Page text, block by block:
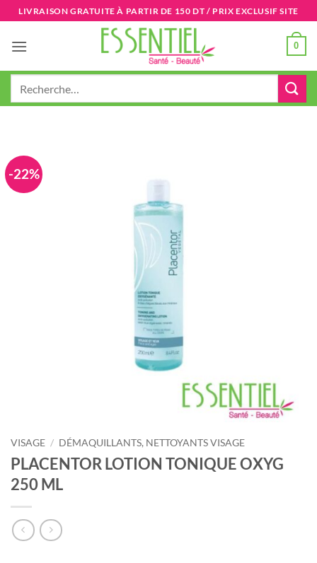
Passer
au
contenu
LIVRAISON GRATUITE À PARTIR DE 150 DT / PRIX EXCLUSIF SITE
0
-22%
VISAGE / DÉMAQUILLANTS, NETTOYANTS VISAGE
PLACENTOR LOTION TONIQUE OXYG
250 ML